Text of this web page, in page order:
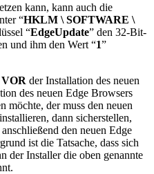
kann, kann auch die
“HKLM \ SOFTWARE \
“EdgeUpdate” den 32-Bit-
und ihm den Wert “1”
VOR der Installation des neuen
des neuen Edge Browsers
möchte, der muss den neuen
dann sicherstellen,
den neuen Edge
ist die Tatsache, dass sich
der Installer die oben genannte